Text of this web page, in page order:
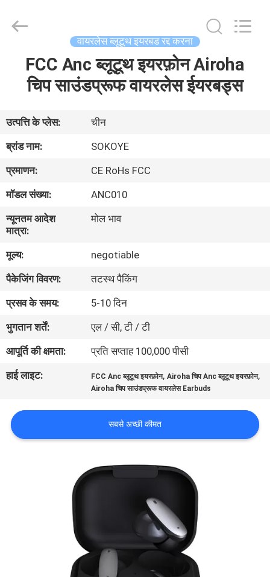
हमारे
बारे
कारखाना
गुणवत्ता
नियंत्रण
संपर्क
करें
मामलों
Electronic
Co.,Ltd.
Reserved.
वायरलेस ब्लूटूथ इयरबड रद्द करना
FCC Anc ब्लूटूथ इयरफ़ोन Airoha
चिप साउंडप्रूफ वायरलेस ईयरबड्स
उत्पत्ति के प्लेस:
चीन
ब्रांड नाम:
SOKOYE
प्रमाणन:
CE RoHs FCC
मॉडल संख्या:
ANC010
न्यूनतम आदेश
मात्रा:
मोल भाव
मूल्य:
negotiable
पैकेजिंग विवरण:
तटस्थ पैकिंग
प्रसव के समय:
5-10 दिन
भुगतान शर्तें:
एल / सी, टी / टी
आपूर्ति की क्षमता:
प्रति सप्ताह 100,000 पीसी
हाई लाइट:
FCC Anc ब्लूटूथ इयरफ़ोन,Airoha चिप Anc ब्लूटूथ इयरफ़ोन,
Airoha चिप साउंडप्रूफ वायरलेस Earbuds
सबसे अच्छी कीमत